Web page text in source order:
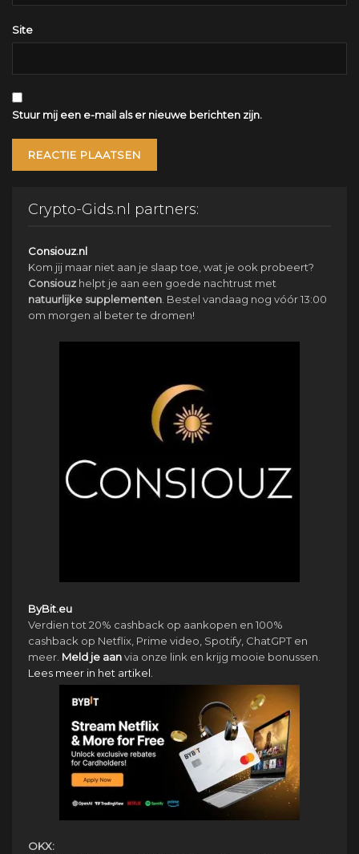
Site
Stuur mij een e-mail als er nieuwe berichten zijn.
Crypto-Gids.nl partners:
Consiouz.nl
Kom jij maar niet aan je slaap toe, wat je ook probeert?
Consiouz helpt je aan een goede nachtrust met
natuurlijke supplementen . Bestel vandaag nog vóór 13:00
om morgen al beter te dromen!
ByBit.eu
Verdien tot 20% cashback op aankopen en 100%
cashback op Netflix, Prime video, Spotify, ChatGPT en
meer. Meld je aanvia onze link en krijg mooie bonussen.
Lees meer in het artikel.
OKX: